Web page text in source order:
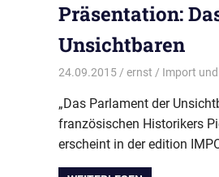
Präsentation:
Unsichtbaren
24.09.2015 ernst Import
„Das Parlament der
französischen Historikers
erscheint in der edition